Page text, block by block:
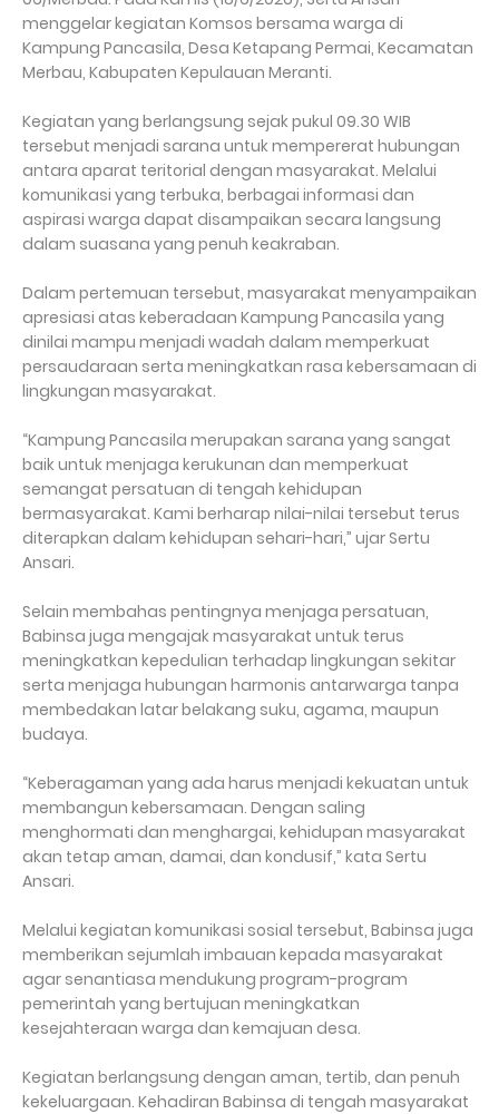
menggelar kegiatan Komsos bersama warga di
Kampung Pancasila, Desa Ketapang Permai, Kecamatan
Merbau, Kabupaten Kepulauan Meranti.
Kegiatan yang berlangsung sejak pukul 09.30 WIB
tersebut menjadi sarana untuk mempererat hubungan
antara aparat teritorial dengan masyarakat. Melalui
komunikasi yang terbuka, berbagai informasi dan
aspirasi warga dapat disampaikan secara langsung
dalam suasana yang penuh keakraban.
Dalam pertemuan tersebut, masyarakat menyampaikan
apresiasi atas keberadaan Kampung Pancasila yang
dinilai mampu menjadi wadah dalam memperkuat
persaudaraan serta meningkatkan rasa kebersamaan di
lingkungan masyarakat.
“Kampung Pancasila merupakan sarana yang sangat
baik untuk menjaga kerukunan dan memperkuat
semangat persatuan di tengah kehidupan
bermasyarakat. Kami berharap nilai-nilai tersebut terus
diterapkan dalam kehidupan sehari-hari,” ujar Sertu
Ansari.
Selain membahas pentingnya menjaga persatuan,
Babinsa juga mengajak masyarakat untuk terus
meningkatkan kepedulian terhadap lingkungan sekitar
serta menjaga hubungan harmonis antarwarga tanpa
membedakan latar belakang suku, agama, maupun
budaya.
“Keberagaman yang ada harus menjadi kekuatan untuk
membangun kebersamaan. Dengan saling
menghormati dan menghargai, kehidupan masyarakat
akan tetap aman, damai, dan kondusif,” kata Sertu
Ansari.
Melalui kegiatan komunikasi sosial tersebut, Babinsa juga
memberikan sejumlah imbauan kepada masyarakat
agar senantiasa mendukung program-program
pemerintah yang bertujuan meningkatkan
kesejahteraan warga dan kemajuan desa.
Kegiatan berlangsung dengan aman, tertib, dan penuh
kekeluargaan. Kehadiran Babinsa di tengah masyarakat